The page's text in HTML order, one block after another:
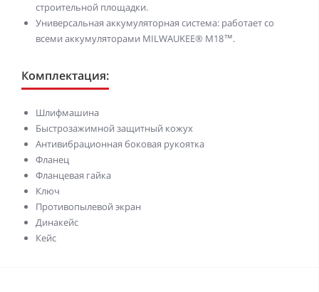
строительной площадки.
Универсальная аккумуляторная система: работает со
всеми аккумуляторами MILWAUKEE® M18™.
Комплектация:
Шлифмашина
Быстрозажимной защитный кожух
Антивибрационная боковая рукоятка
Фланец
Фланцевая гайка
Ключ
Противопылевой экран
Динакейс
Кейс